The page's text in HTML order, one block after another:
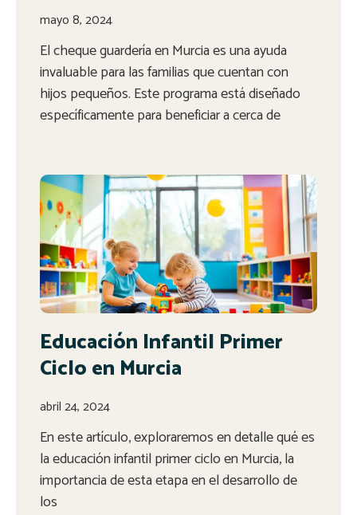
mayo 8, 2024
El cheque guardería en Murcia es una ayuda
invaluable para las familias que cuentan con
hijos pequeños. Este programa está diseñado
específicamente para beneficiar a cerca de
Educación Infantil Primer
Ciclo en Murcia
abril 24, 2024
En este artículo, exploraremos en detalle qué es
la educación infantil primer ciclo en Murcia, la
importancia de esta etapa en el desarrollo de
los